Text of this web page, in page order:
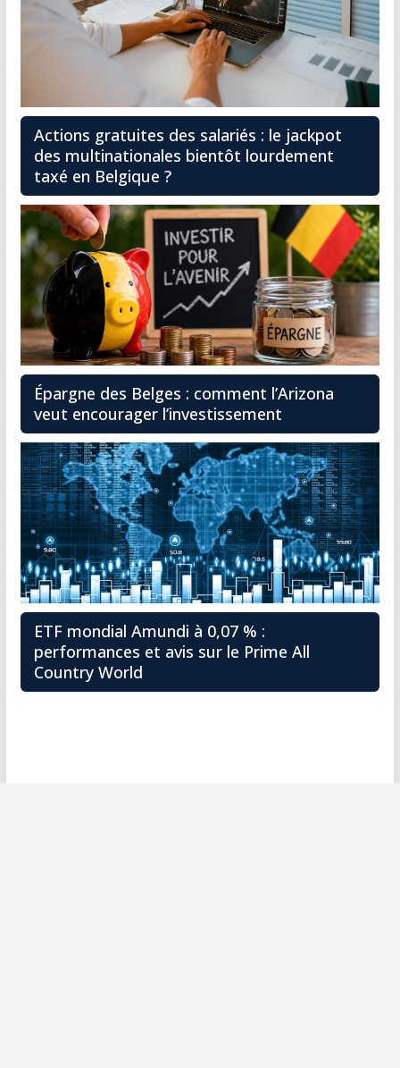
Actions gratuites des salariés : le jackpot
des multinationales bientôt lourdement
taxé en Belgique ?
Épargne des Belges : comment l’Arizona
veut encourager l’investissement
ETF mondial Amundi à 0,07 % :
performances et avis sur le Prime All
Country World